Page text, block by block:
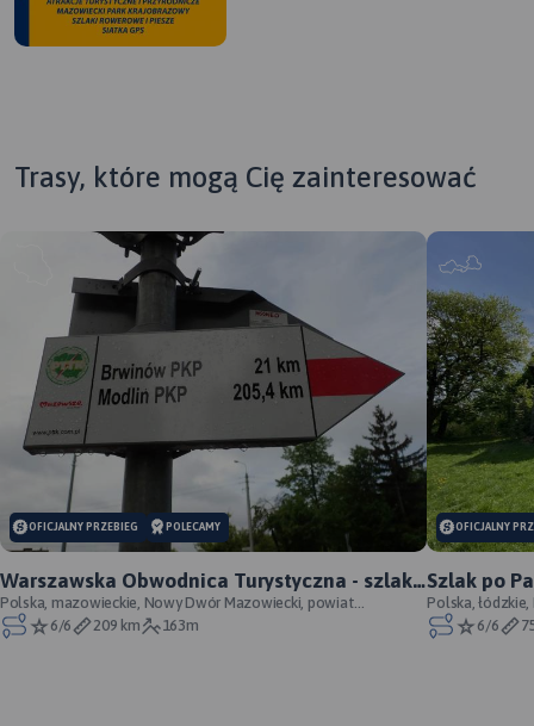
Trasy, które mogą Cię zainteresować
OFICJALNY PRZEBIEG POLECAMY
Warszawska Obwodnica Turystyczna - szlak
pieszy - oficjalny przebieg
Polska, mazowieckie, Nowy Dwór Mazowiecki, powiat
nowodworski
6/6 209 km 163m
OFICJALNY
Szlak po
Łódzkich -
Polska,
Wzniesień
6/6